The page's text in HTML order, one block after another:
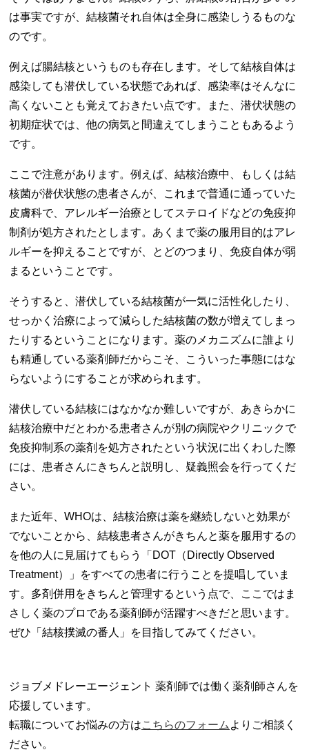
は事実ですが、結核菌それ自体は全身に感染しうるものな
のです。
例えば腸結核というものも存在します。そして結核自体は
感染しても潜伏している状態であれば、感染率はそんなに
高くないことも覚えておきたい点です。また、潜伏状態の
初期症状では、他の病気と間違えてしまうこともあるよう
です。
ここで注意があります。例えば、結核治療中、もしくは結
核菌が潜伏状態の患者さんが、これまで普通に通っていた
皮膚科で、アレルギー治療としてステロイドなどの免疫抑
制剤が処方されたとします。あくまで薬の服用目的はアレ
ルギーを抑えることですが、とどのつまり、免疫自体が弱
まるということです。
そうすると、潜伏している結核菌が一気に活性化したり、
せっかく治療によって減らした結核菌の数が増えてしまっ
たりするということになります。薬のメカニズムに誰より
も精通している薬剤師だからこそ、こういった事態にはな
らないようにすることが求められます。
潜伏している結核にはなかなか難しいですが、あきらかに
結核治療中だとわかる患者さんが別の病院やクリニックで
免疫抑制系の薬剤を処方されたという状況に出くわした際
には、患者さんにきちんと説明し、疑義照会を行ってくだ
さい。
また近年、WHOは、結核治療は薬を継続しないと効果が
でないことから、結核患者さんがきちんと薬を服用するの
を他の人に見届けてもらう「DOT（Directly Observed
Treatment）」をすべての患者に行うことを提唱していま
す。多剤併用をきちんと管理するという点で、ここではま
さしく薬のプロである薬剤師が活躍すべきだと思います。
ぜひ「結核撲滅の番人」を目指してみてください。
ジョブメドレーエージェント 薬剤師では働く薬剤師さんを
応援しています。
転職についてお悩みの方はこちらのフォーム よりご相談く
ださい。